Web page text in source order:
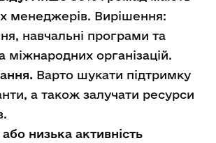
менеджерів. Вирішення:
навчальні програми та
міжнародних організацій.
Варто шукати підтримку
а також залучати ресурси
низька активність